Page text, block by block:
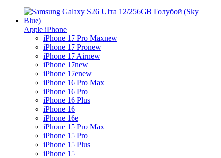
Apple iPhone
iPhone 17 Pro Maxnew
iPhone 17 Pronew
iPhone 17 Airnew
iPhone 17new
iPhone 17enew
iPhone 16 Pro Max
iPhone 16 Pro
iPhone 16 Plus
iPhone 16
iPhone 16e
iPhone 15 Pro Max
iPhone 15 Pro
iPhone 15 Plus
iPhone 15